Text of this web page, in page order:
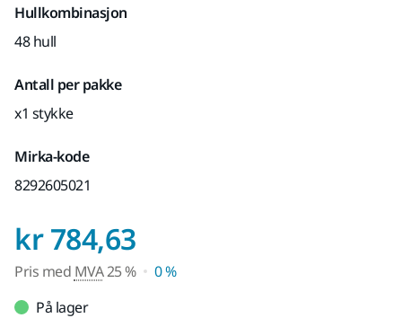
Hullkombinasjon
48 hull
Antall per pakke
x1 stykke
Mirka-kode
8292605021
kr 784,63Pris med MVA 25 %
Pris med MVA25 %
0 %
På lager